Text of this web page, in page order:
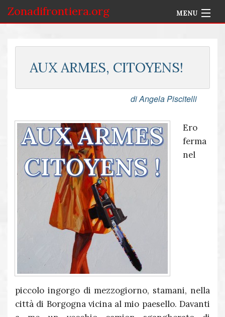
Zonadifrontiera.org MENU
AUX ARMES, CITOYENS!
di Angela Piscitelli
Ero
ferma
nel
piccolo ingorgo di mezzogiorno, stamani, nella
città di Borgogna vicina al mio paesello. Davanti